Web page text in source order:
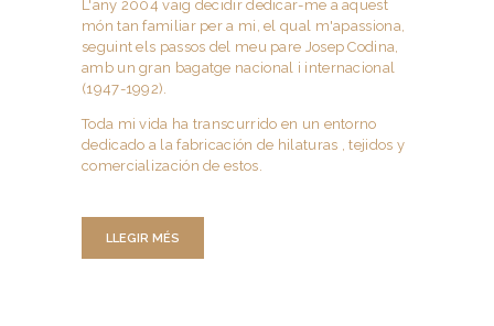
L'any 2004 vaig decidir dedicar-me a aquest
món tan familiar per a mi, el qual m'apassiona,
seguint els passos del meu pare Josep Codina,
amb un gran bagatge nacional i internacional
(1947-1992).
Toda mi vida ha transcurrido en un entorno
dedicado a la fabricación de hilaturas , tejidos y
comercialización de estos.
LLEGIR MÉS